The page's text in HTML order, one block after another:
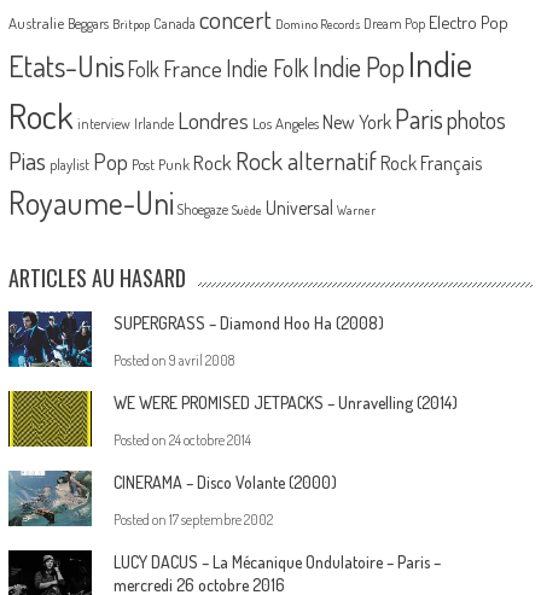
Australie Beggars Britpop Canada concert Domino Records Dream Pop Electro Pop
Etats-UnisFolk France Indie Folk Indie PopIndie
Rock interview Irlande Londres Los Angeles New York Parisphotos
Pias playlist Pop Post Punk Rock Rock alternatif Rock Français
Royaume-Uni Shoegaze Suède Universal Warner
ARTICLES AU HASARD
SUPERGRASS – Diamond Hoo Ha (2008)
Posted on 9 avril 2008
WE WERE PROMISED JETPACKS – Unravelling (2014)
Posted on 24 octobre 2014
CINERAMA – Disco Volante (2000)
Posted on 17 septembre 2002
LUCY DACUS – La Mécanique Ondulatoire – Paris –
mercredi 26 octobre 2016